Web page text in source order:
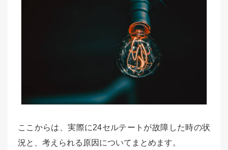
ここからは、実際に24セルテートが故障した時の状
況と、考えられる原因についてまとめます。